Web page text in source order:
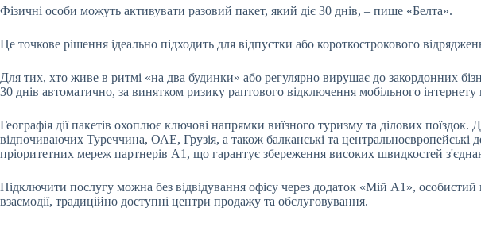
Фізичні особи можуть активувати разовий пакет, який діє 30 днів, – пише «Белта».
Це точкове рішення ідеально підходить для відпустки або короткострокового
Для тих, хто живе в ритмі «на два будинки» або регулярно вирушає до закордонних
30 днів автоматично, за винятком ризику раптового відключення мобільного
Географія дії пакетів охоплює ключові напрямки виїзного туризму та ділових
відпочиваючих Туреччина, ОАЕ, Грузія, а також балканські та
пріоритетних мереж партнерів А1, що гарантує збереження високих швидкостей
Підключити послугу можна без відвідування офісу через додаток «Мій А1»,
взаємодії, традиційно доступні центри продажу та обслуговування.